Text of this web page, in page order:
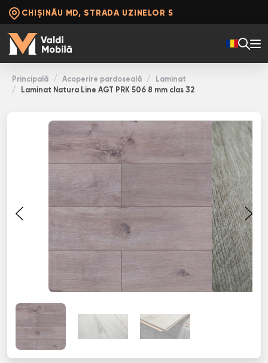
CHIȘINĂU MD, STRADA UZINELOR 5
Principală Acoperire pardoseală
Laminat
Laminat Natura Line AGT PRK 506 8 mm clas 32